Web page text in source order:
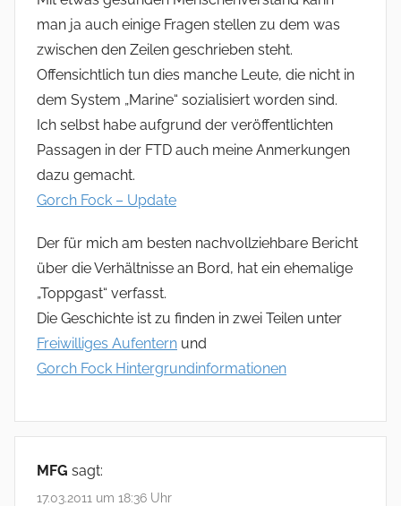
man ja auch einige Fragen stellen zu dem was
zwischen den Zeilen geschrieben steht.
Offensichtlich tun dies manche Leute, die nicht in
dem System „Marine“ sozialisiert worden sind.
Ich selbst habe aufgrund der veröffentlichten
Passagen in der FTD auch meine Anmerkungen
dazu gemacht.
Gorch Fock – Update
Der für mich am besten nachvollziehbare Bericht
über die Verhältnisse an Bord, hat ein ehemalige
„Toppgast“ verfasst.
Die Geschichte ist zu finden in zwei Teilen unter
Freiwilliges Aufentern und
Gorch Fock Hintergrundinformationen
MFG sagt:
17.03.2011 um 18:36 Uhr